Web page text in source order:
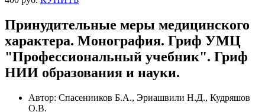
Принудительные меры медицинского
характера. Монография. Гриф УМЦ
"Профессиональный учебник". Гриф
НИИ образования и науки.
Автор: Спасенииков Б.А., Эриашвили Н.Д., Кудряшов
О.В.